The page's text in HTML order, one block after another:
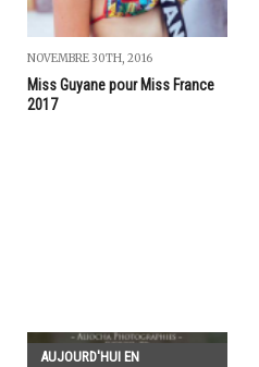
NOVEMBRE 30TH, 2016
Miss Guyane pour Miss France
2017
AUJOURD'HUI EN